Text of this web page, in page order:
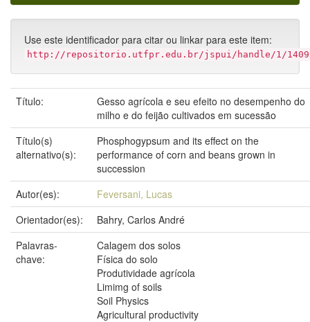
Use este identificador para citar ou linkar para este item:
http://repositorio.utfpr.edu.br/jspui/handle/1/
Título:
Gesso agrícola e seu efeito no desempenho do
milho e do feijão cultivados em sucessão
Título(s)
alternativo(s):
Phosphogypsum and its effect on the
performance of corn and beans grown in
succession
Autor(es):
Feversani, Lucas
Orientador(es):
Bahry, Carlos André
Palavras-
chave:
Calagem dos solos
Física do solo
Produtividade agrícola
Limimg of soils
Soil Physics
Agricultural productivity